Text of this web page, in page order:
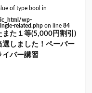
of type bool in
wp-
related.php on line 84
また１等(5,000円割引)
選しました！ペーパー
イバー講習